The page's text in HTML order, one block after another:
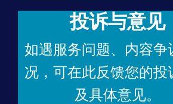
投诉与意见
如遇服务问题、内容争
况，可在此反馈您的投
及具体意见。